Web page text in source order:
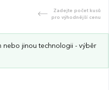
Zadejte počet kusů
pro výhodnější cenu
nebo jinou technologii - výběr